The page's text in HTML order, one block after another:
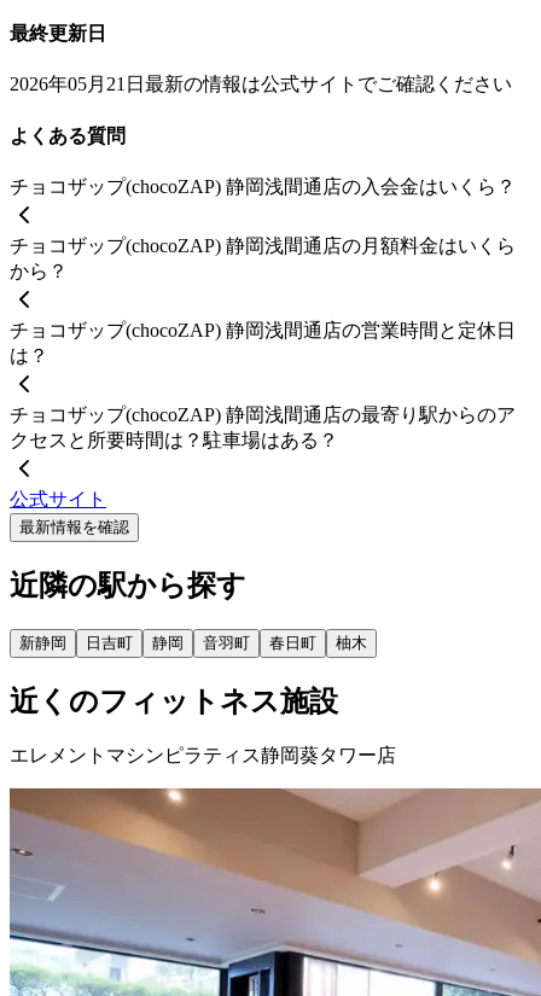
最終更新日
2026年05月21日 最新の情報は公式サイトでご確認ください
よくある質問
チョコザップ(chocoZAP) 静岡浅間通店の入会金はいくら？
チョコザップ(chocoZAP) 静岡浅間通店の月額料金はいくら
から？
チョコザップ(chocoZAP) 静岡浅間通店の営業時間と定休日
は？
チョコザップ(chocoZAP) 静岡浅間通店の最寄り駅からのア
クセスと所要時間は？駐車場はある？
公式サイト
最新情報を確認
近隣の駅から探す
新静岡 日吉町 静岡 音羽町 春日町 柚木
近くのフィットネス施設
エレメントマシンピラティス静岡葵タワー店